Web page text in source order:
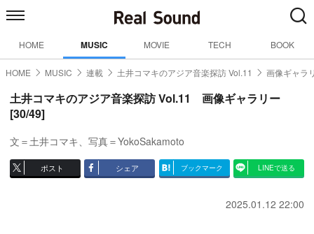
HOME MUSIC MOVIE TECH BOOK
HOME MUSIC 連載 土井コマキのアジア音楽探訪 Vol.11 画像ギャラ
土井コマキのアジア音楽探訪 Vol.11 画像ギャラリー
[30/49]
文＝土井コマキ、写真＝YokoSakamoto
ポスト シェア ブックマーク LINEで送る
2025.01.12 22:00